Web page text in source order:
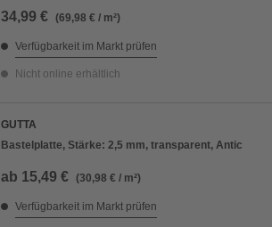
34,99 € (69,98 € / m²)
Verfügbarkeit im Markt prüfen
Nicht online erhältlich
GUTTA
Bastelplatte, Stärke: 2,5 mm, transparent, Antic
ab 15,49 € (30,98 € / m²)
Verfügbarkeit im Markt prüfen